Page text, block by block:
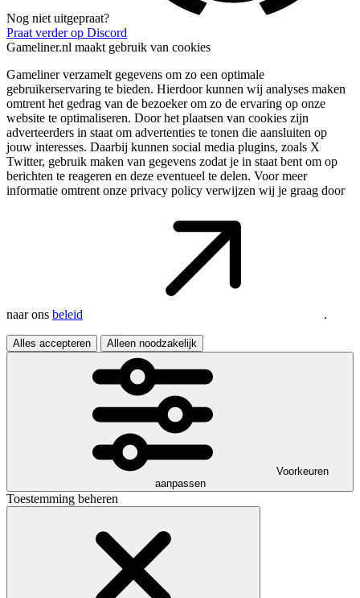
Nog niet uitgepraat?
Praat verder op Discord
Gameliner.nl maakt gebruik van cookies
Gameliner verzamelt gegevens om zo een optimale
gebruikerservaring te bieden. Hierdoor kunnen wij analyses maken
omtrent het gedrag van de bezoeker om zo de ervaring op onze
website te optimaliseren. Door het plaatsen van cookies zijn
adverteerders in staat om advertenties te tonen die aansluiten op
jouw interesses. Daarbij kunnen social media plugins, zoals X
Twitter, gebruik maken van gegevens zodat je in staat bent om op
berichten te reageren en deze eventueel te delen. Voor meer
informatie omtrent onze privacy policy verwijzen wij je graag door
naar ons beleid .
Alles accepteren Alleen noodzakelijk
Voorkeuren
aanpassen
Toestemming beheren